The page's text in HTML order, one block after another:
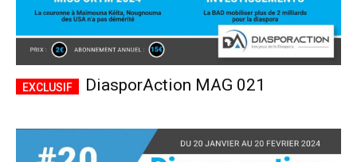
DiasporAction MAG 021